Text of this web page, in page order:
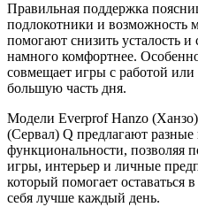
Правильная поддержка
подлокотники и возможность
помогают снизить усталость и
намного комфортнее.
совмещает игры с работой
большую часть дня.
Модели Everprof Hanzo
(Сервал) Q предлагают
функциональности, позволяя
игры, интерьер и личные
который помогает оставаться
себя лучше каждый день.